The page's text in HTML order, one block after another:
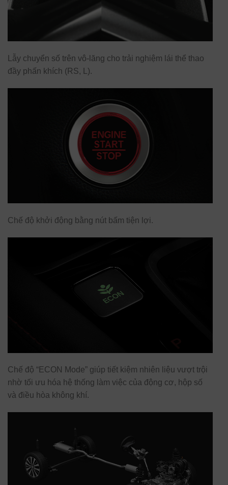
Lẫy chuyển số trên vô-lăng cho trải nghiệm lái thể thao
đầy phấn khích (RS, L).
Chế độ khởi động bằng nút bấm tiện lợi.
Chế độ “ECON Mode” giúp tiết kiệm nhiên liệu vượt trội
nhờ tối ưu hóa hệ thống làm việc của động cơ, hộp số
và điều hòa không khí.